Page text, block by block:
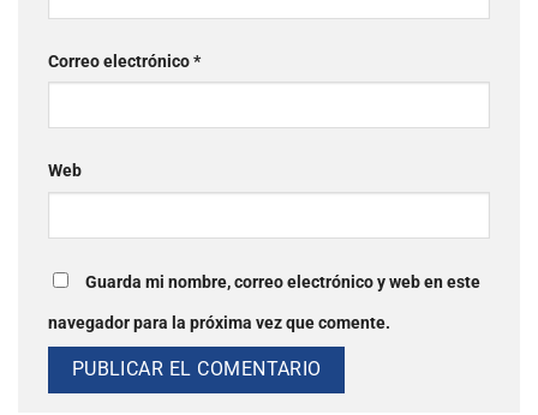
Correo electrónico*
Web
Guarda mi nombre, correo electrónico y web en este
navegador para la próxima vez que comente.